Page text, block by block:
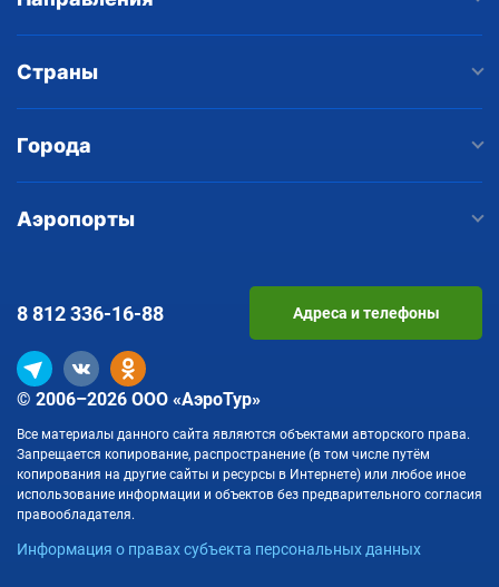
Страны
Города
Аэропорты
© 2006–2026 ООО «АэроТур»
Все материалы данного сайта являются объектами авторского права.
Запрещается копирование, распространение (в том числе путём
копирования на другие сайты и ресурсы в Интернете) или любое иное
использование информации и объектов без предварительного согласия
правообладателя.
Информация о правах субъекта персональных данных
8 812336-16-88 Адреса и телефоны